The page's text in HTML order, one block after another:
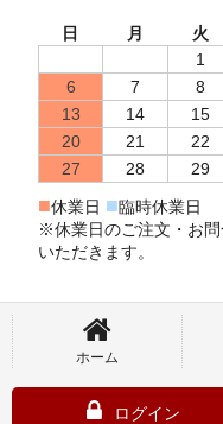
日
月 火
1
6
7 8
13
14 15
20
21 22
27
28 29
■休業日 ■臨時休業日
※休業日のご注文・お
いただきます。
ホーム
ログイン